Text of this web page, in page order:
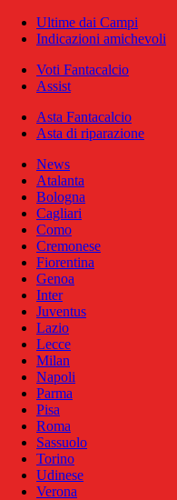
Ultime dai Campi
Indicazioni amichevoli
Voti Fantacalcio
Assist
Asta Fantacalcio
Asta di riparazione
News
Atalanta
Bologna
Cagliari
Como
Cremonese
Fiorentina
Genoa
Inter
Juventus
Lazio
Lecce
Milan
Napoli
Parma
Pisa
Roma
Sassuolo
Torino
Udinese
Verona